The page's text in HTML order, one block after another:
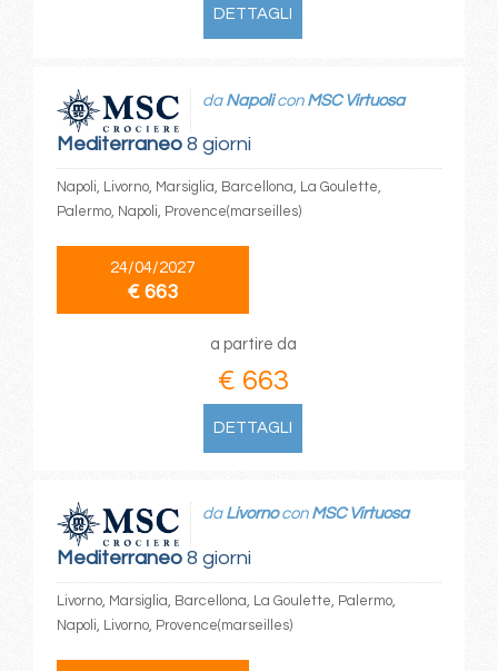
DETTAGLI
Mediterraneo8 giorni
da Napolicon MSC Virtuosa
Napoli, Livorno, Marsiglia, Barcellona, La Goulette,
Palermo, Napoli, Provence(marseilles)
24/04/2027
€ 663
a partire da
€ 663
DETTAGLI
Mediterraneo8 giorni
da Livornocon MSC Virtuosa
Livorno, Marsiglia, Barcellona, La Goulette, Palermo,
Napoli, Livorno, Provence(marseilles)